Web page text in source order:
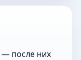
— после них